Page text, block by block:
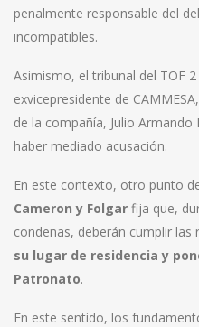
penalmente responsable del
incompatibles.
Asimismo, el tribunal del TOF
exvicepresidente de
de la compañía, Julio
haber mediado acusación.
En este contexto, otro punto
Cameron y Folgar fija que,
condenas, deberán cumplir las
su lugar de residencia y
Patronato.
En este sentido, los